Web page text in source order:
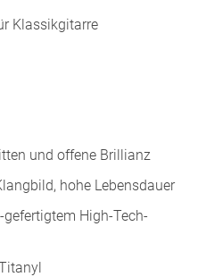
Klassikgitarre
und offene Brillianz
hohe Lebensdauer
High-Tech-